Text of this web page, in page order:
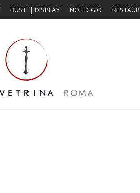
BUSTI | DISPLAY NOLEGGIO